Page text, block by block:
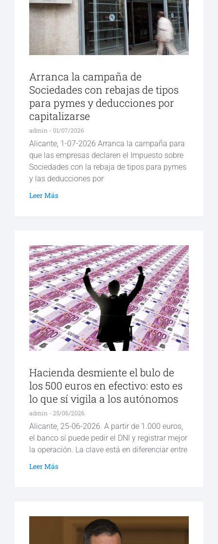
Arranca la campaña de
Sociedades con rebajas de tipos
para pymes y deducciones por
capitalizarse
admin 01/07/2026
Alicante, 1-07-2026 Arranca la campaña para
que las empresas declaren el Impuesto sobre
Sociedades con la rebaja de tipos para pymes
y las deducciones por
Leer Más
Hacienda desmiente el bulo de
los 500 euros en efectivo: esto es
lo que sí vigila a los autónomos
admin 25/06/2026
Alicante, 25-06-2026. A partir de 1.000 euros,
el banco sí puede pedir el DNI y registrar mejor
la operación. La clave está en diferenciar entre
Leer Más